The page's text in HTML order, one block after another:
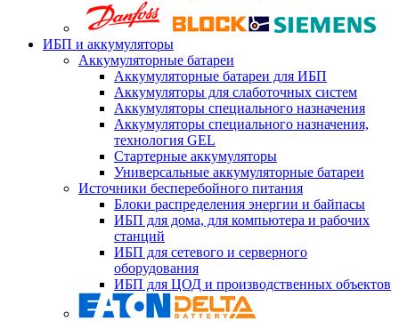
ИБП и аккумуляторы
Аккумуляторные батареи
Аккумуляторные батареи для ИБП
Аккумуляторы для слаботочных систем
Аккумуляторы специального назначения
Аккумуляторы специального назначения,
технология GEL
Стартерные аккумуляторы
Универсальные аккумуляторные батареи
Источники бесперебойного питания
Блоки распределения энергии и байпасы
ИБП для дома, для компьютера и рабочих
станций
ИБП для сетевого и серверного
оборудования
ИБП для ЦОД и производственных объектов